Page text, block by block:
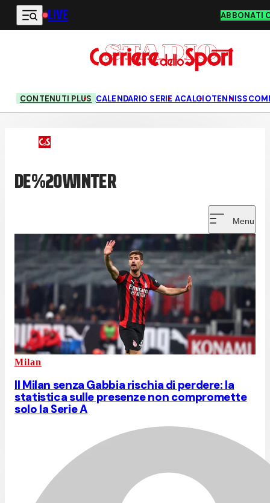
Vai al contenuto principale
LIVE ABBONATI
CONTENUTI PLUS CALENDARIO SERIE ACALCIOTENNIS
DE%20WINTER
Menu
Milan
Il Milan senza Gabbia rischia di perdere: la
statistica sulle presenze non compromette
solo la Serie A